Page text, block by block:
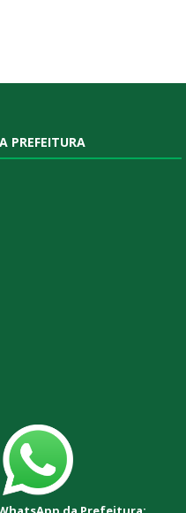
PREFEITURA